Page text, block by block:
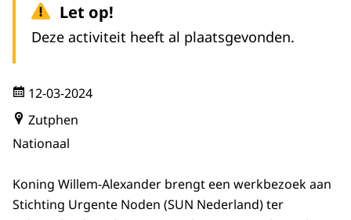
Let op!
Deze activiteit heeft al plaatsgevonden.
12-03-2024
Zutphen
Nationaal
Koning Willem-Alexander brengt een werkbezoek aan
Stichting Urgente Noden (SUN Nederland) ter